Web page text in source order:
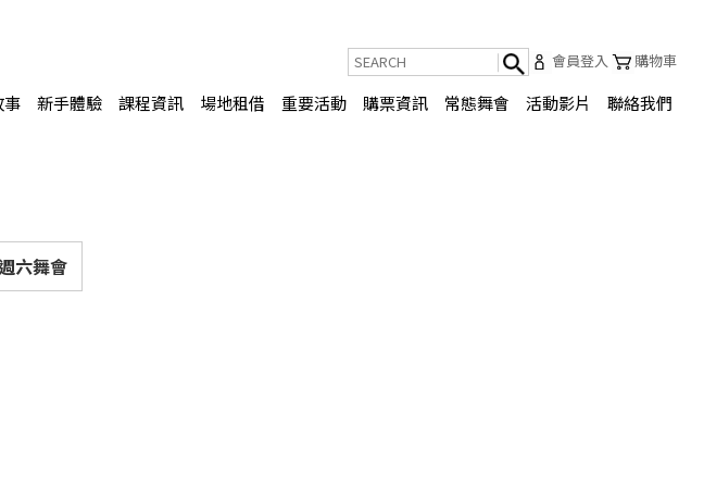
會員登入 購物車
事 新手體驗 課程資訊 場地租借 重要活動 購票資訊 常態舞會 活動影片 聯絡我們
六舞會